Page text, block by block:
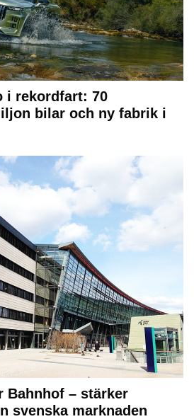
i rekordfart: 70
bilar och ny fabrik i
Bahnhof – stärker
svenska marknaden